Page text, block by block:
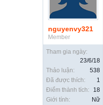
nguyenvy321
Member
Tham gia ngày:
23/6/18
Thảo luận:
538
Đã được thích:
1
Điểm thành tích:
18
Giới tính:
Nữ